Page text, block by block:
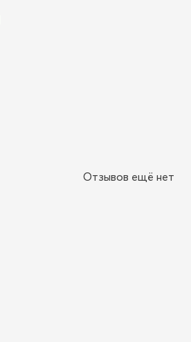
Отзывов ещё нет